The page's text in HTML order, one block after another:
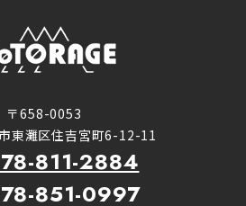
〒658-0053
東灘区住吉宮町6-12-11
811-2884
851-0997